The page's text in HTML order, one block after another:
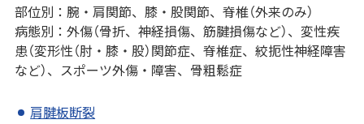
部位別：腕・肩関節、膝・股関節、脊椎（外来のみ）
病態別：外傷（骨折、神経損傷、筋腱損傷など）、変性疾
患（変形性（肘・膝・股）関節症、脊椎症、絞扼性神経障害
など）、スポーツ外傷・障害、骨粗鬆症
肩腱板断裂